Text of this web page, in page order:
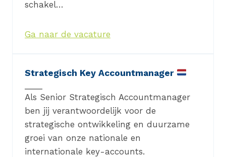
schakel…
Ga naar de vacature
Strategisch Key Accountmanager
Als Senior Strategisch Accountmanager
ben jij verantwoordelijk voor de
strategische ontwikkeling en duurzame
groei van onze nationale en
internationale key-accounts.